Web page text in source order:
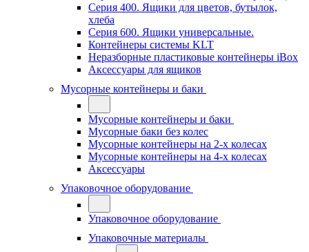
Серия 400. Ящики для цветов, бутылок,
хлеба
Серия 600. Ящики универсальные.
Контейнеры системы KLT
Неразборные пластиковые контейнеры iBox
Аксессуары для ящиков
Мусорные контейнеры и баки
Мусорные контейнеры и баки
Мусорные баки без колес
Мусорные контейнеры на 2-х колесах
Мусорные контейнеры на 4-х колесах
Аксессуары
Упаковочное оборудование
Упаковочное оборудование
Упаковочные материалы